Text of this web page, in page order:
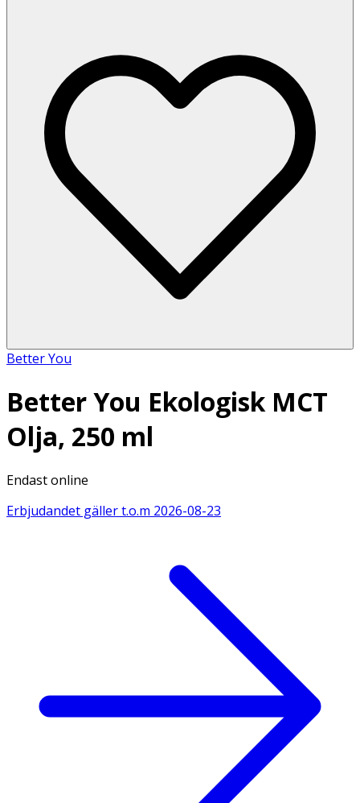
Better You
Better You Ekologisk MCT
Olja, 250 ml
Endast online
Erbjudandet gäller t.o.m 2026-08-23